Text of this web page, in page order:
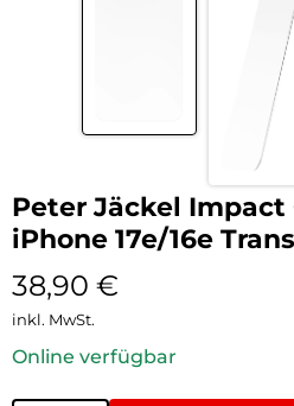
Peter Jäckel Impact
iPhone 17e/16e
38,90 €
inkl. MwSt.
Online verfügbar